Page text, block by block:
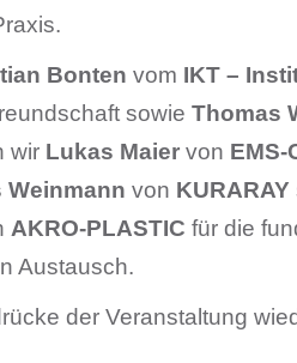
Bonten vom IKT –
sowie Thomas
wir Lukas Maier von EMS-
Weinmann von KURARAY
AKRO-PLASTIC für die
Austausch.
der Veranstaltung